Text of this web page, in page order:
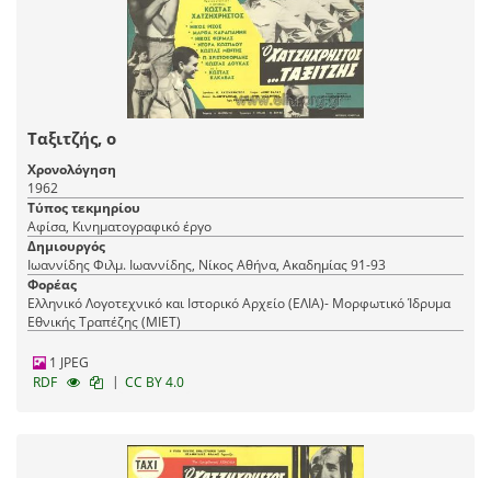
Ταξιτζής, ο
Χρονολόγηση
1962
Τύπος τεκμηρίου
Αφίσα, Κινηματογραφικό έργο
Δημιουργός
Ιωαννίδης Φιλμ. Ιωαννίδης, Νίκος Αθήνα, Ακαδημίας 91-93
Φορέας
Ελληνικό Λογοτεχνικό και Ιστορικό Αρχείο (ΕΛΙΑ)- Μορφωτικό Ίδρυμα
Εθνικής Τραπέζης (ΜΙΕΤ)
1 JPEG
RDF
| CC BY 4.0